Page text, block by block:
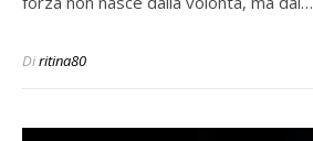
Diritina80